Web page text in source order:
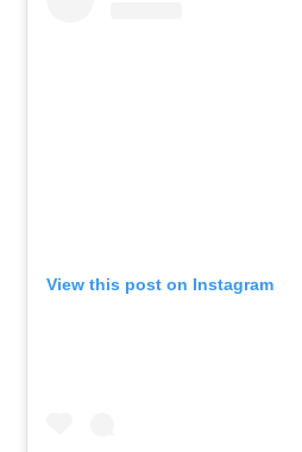
View this post on Instagram